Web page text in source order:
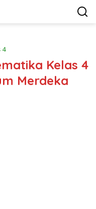
4
Kelas 4
Merdeka